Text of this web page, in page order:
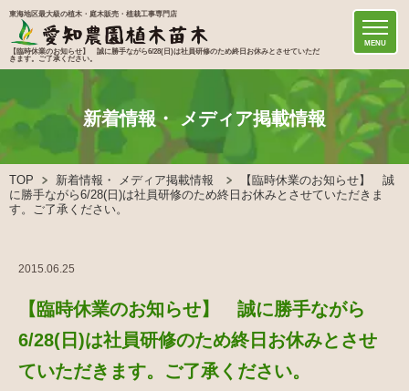
東海地区最大級の植木・庭木販売・植栽工事専門店
【臨時休業のお知らせ】 誠に勝手ながら6/28(日)は社員研修のため終日お休みとさせていただ
きます。ご了承ください。
MENU
新着情報・ メディア掲載情報
TOP 新着情報・ メディア掲載情報
【臨時休業のお知らせ】 誠
に勝手ながら6/28(日)は社員研修のため終日お休みとさせていただきま
す。ご了承ください。
2015.06.25
【臨時休業のお知らせ】 誠に勝手ながら
6/28(日)は社員研修のため終日お休みとさせ
ていただきます。ご了承ください。